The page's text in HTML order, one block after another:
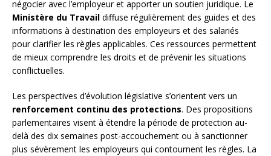
négocier avec l’employeur et apporter un soutien juridique. Le
Ministère du Travail diffuse régulièrement des guides et des
informations à destination des employeurs et des salariés
pour clarifier les règles applicables. Ces ressources permettent
de mieux comprendre les droits et de prévenir les situations
conflictuelles.
Les perspectives d’évolution législative s’orientent vers un
renforcement continu des protections. Des propositions
parlementaires visent à étendre la période de protection au-
delà des dix semaines post-accouchement ou à sanctionner
plus sévèrement les employeurs qui contournent les règles. La